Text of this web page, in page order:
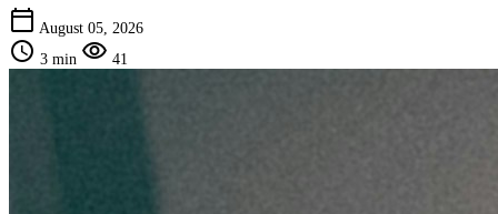
calendar_today August 05, 2026
schedule 3 min visibility 41